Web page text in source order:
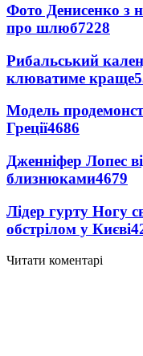
Фото Денисенко з
про шлюб7228
Рибальський
клюватиме краще
Модель
Греції4686
Дженніфер Лопес
близнюками4679
Лідер гурту Ногу
обстрілом у Києві
Читати коментарі